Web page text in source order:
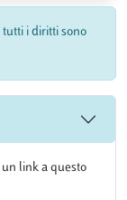
i diritti sono
link a questo